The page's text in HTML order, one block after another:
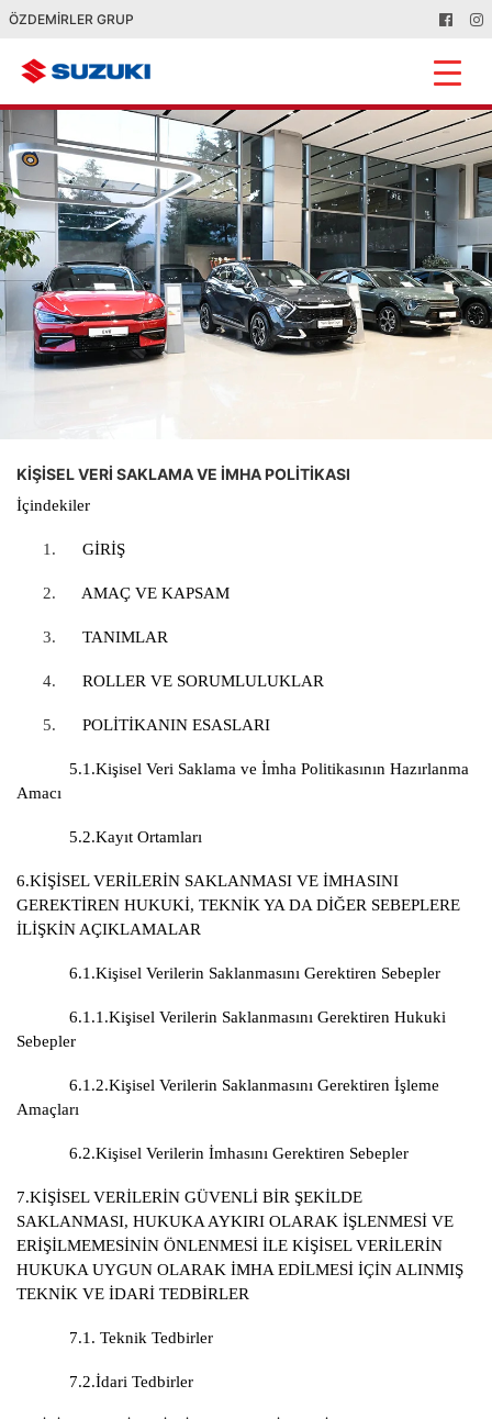
ÖZDEMİRLER GRUP
KİŞİSEL VERİ SAKLAMA VE İMHA POLİTİKASI
İçindekiler
1. GİRİŞ
2. AMAÇ VE KAPSAM
3. TANIMLAR
4. ROLLER VE SORUMLULUKLAR
5. POLİTİKANIN ESASLARI
5.1.Kişisel Veri Saklama ve İmha Politikasının Hazırlanma
Amacı
5.2.Kayıt Ortamları
6.KİŞİSEL VERİLERİN SAKLANMASI VE İMHASINI
GEREKTİREN HUKUKİ, TEKNİK YA DA DİĞER SEBEPLERE
İLİŞKİN AÇIKLAMALAR
6.1.Kişisel Verilerin Saklanmasını Gerektiren Sebepler
6.1.1.Kişisel Verilerin Saklanmasını Gerektiren Hukuki
Sebepler
6.1.2.Kişisel Verilerin Saklanmasını Gerektiren İşleme
Amaçları
6.2.Kişisel Verilerin İmhasını Gerektiren Sebepler
7.KİŞİSEL VERİLERİN GÜVENLİ BİR ŞEKİLDE
SAKLANMASI, HUKUKA AYKIRI OLARAK İŞLENMESİ VE
ERİŞİLMEMESİNİN ÖNLENMESİ İLE KİŞİSEL VERİLERİN
HUKUKA UYGUN OLARAK İMHA EDİLMESİ İÇİN ALINMIŞ
TEKNİK VE İDARİ TEDBİRLER
7.1. Teknik Tedbirler
7.2.İdari Tedbirler